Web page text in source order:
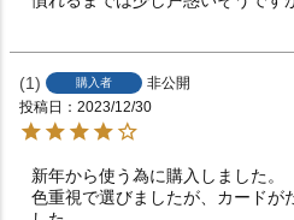
1 購入者
非公開
投稿日
2023/12/30
新年から使う為に購入しました。
色重視で選びましたが、カードが